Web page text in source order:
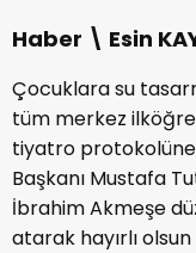
Haber \ Esin
Çocuklara su
tüm merkez
tiyatro protokolüne
Başkanı Mustafa
İbrahim Akmeşe
atarak hayırlı